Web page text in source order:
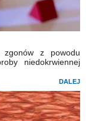
zgonów z powodu
niedokrwiennej
DALEJ